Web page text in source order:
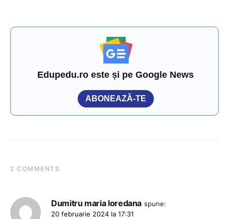
Edupedu.ro este și pe Google News
ABONEAZĂ-TE
2 COMMENTS
Dumitru maria loredana spune:
20 februarie 2024 la 17:31